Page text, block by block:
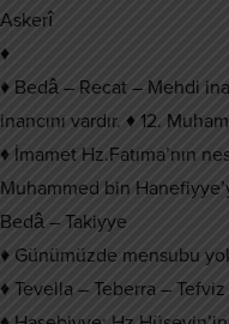
Askerî
♦
♦ Bedâ – Recat – Mehdi
inancını vardır. ♦ 12.
♦ İmamet Hz.Fatıma’nın
Muhammed bin
Bedâ – Takiyye
♦ Günümüzde mensubu
♦ Tevella – Teberra –